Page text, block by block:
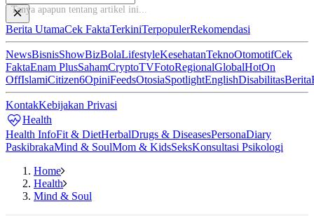
Tanya apapu
Berita UtamaCek FaktaTerkiniTerpopulerRekomendasi
NewsBisnisShowBizBolaLifestyleKesehatanTeknoOtomotifCek
FaktaEnam PlusSahamCryptoTVFotoRegionalGlobalHotOn
OffIslamiCitizen6OpiniFeedsOtosiaSpotlightEnglishDisabilitasBerita
KontakKebijakan Privasi
Health
Health InfoFit & DietHerbalDrugs & DiseasesPersonaDiary
PaskibrakaMind & SoulMom & KidsSeksKonsultasi Psikologi
Home
Health
Mind & Soul